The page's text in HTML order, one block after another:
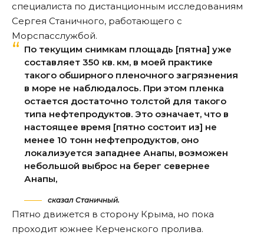
специалиста по дистанционным исследованиям
Сергея Станичного, работающего с
Морспасслужбой.
По текущим снимкам площадь [пятна] уже
составляет 350 кв. км, в моей практике
такого обширного пленочного загрязнения
в море не наблюдалось. При этом пленка
остается достаточно толстой для такого
типа нефтепродуктов. Это означает, что в
настоящее время [пятно состоит из] не
менее 10 тонн нефтепродуктов, оно
локализуется западнее Анапы, возможен
небольшой выброс на берег севернее
Анапы,
сказал Станичный.
Пятно движется в сторону Крыма, но пока
проходит южнее Керченского пролива.